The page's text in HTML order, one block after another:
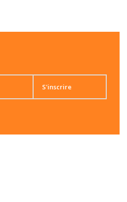
23,00 €
40,00 €
S'inscrire